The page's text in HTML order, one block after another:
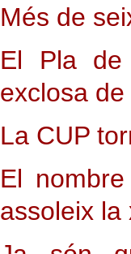
Més de
El Pla de
exclosa
La CUP
El
assoleix la